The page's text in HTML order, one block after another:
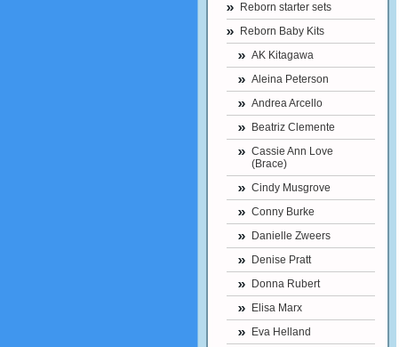
Reborn starter sets
Reborn Baby Kits
AK Kitagawa
Aleina Peterson
Andrea Arcello
Beatriz Clemente
Cassie Ann Love
(Brace)
Cindy Musgrove
Conny Burke
Danielle Zweers
Denise Pratt
Donna Rubert
Elisa Marx
Eva Helland